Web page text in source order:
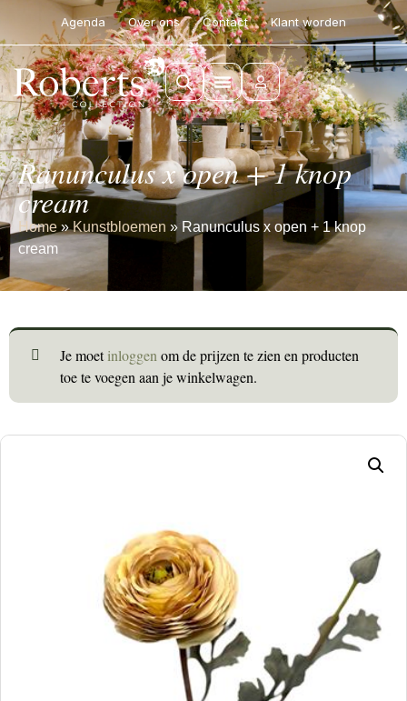
Agenda Over ons Contact Klant worden
Ranunculus x open + 1 knop
cream
Home »Kunstbloemen » Ranunculus x open + 1 knop
cream
Je moetinloggen om de prijzen te zien en producten
toe te voegen aan je winkelwagen.